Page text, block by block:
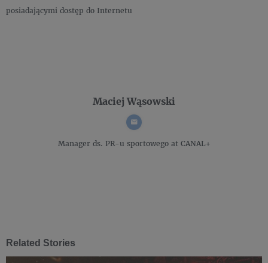
posiadającymi dostęp do Internetu
Maciej Wąsowski
Manager ds. PR-u sportowegoat CANAL+
Related Stories